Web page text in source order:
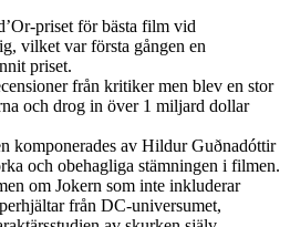
priset för bästa film vid
vilket var första gången en
priset.
från kritiker men blev en stor
och drog in över 1 miljard dollar
komponerades av Hildur Guðnadóttir
och obehagliga stämningen i filmen.
om Jokern som inte inkluderar
från DC-universumet,